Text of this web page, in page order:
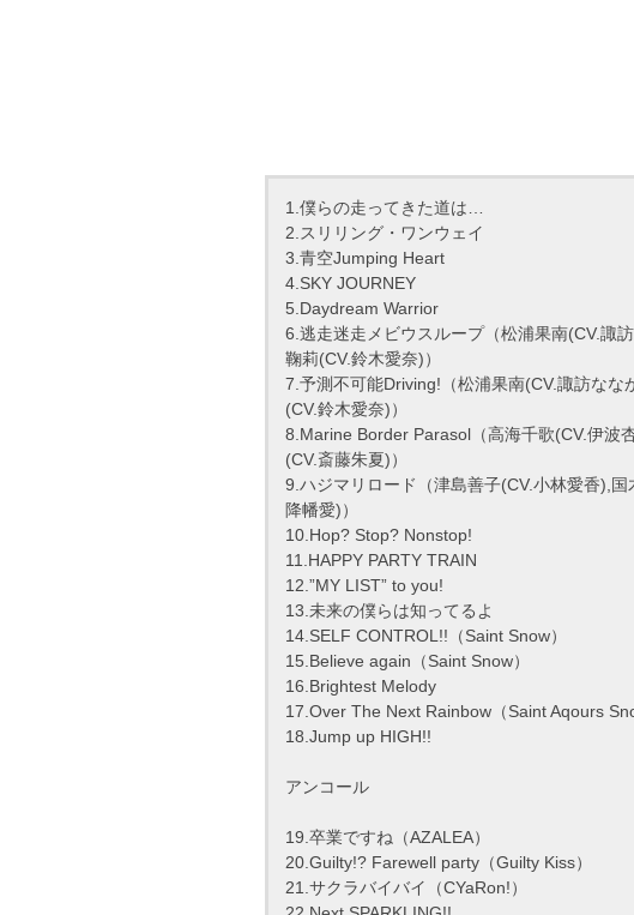
1.僕らの走ってきた道は…
2.スリリング・ワンウェイ
3.青空Jumping Heart
4.SKY JOURNEY
5.Daydream Warrior
6.逃走迷走メビウスループ（松浦果南(CV.諏
鞠莉(CV.鈴木愛奈)）
7.予測不可能Driving!（松浦果南(CV.諏訪なな
(CV.鈴木愛奈)）
8.Marine Border Parasol（高海千歌(CV.伊波
(CV.斎藤朱夏)）
9.ハジマリロード（津島善子(CV.小林愛香),
降幡愛)）
10.Hop? Stop? Nonstop!
11.HAPPY PARTY TRAIN
12.”MY LIST” to you!
13.未来の僕らは知ってるよ
14.SELF CONTROL!!（Saint Snow）
15.Believe again（Saint Snow）
16.Brightest Melody
17.Over The Next Rainbow（Saint Aqours
18.Jump up HIGH!!
アンコール
19.卒業ですね（AZALEA）
20.Guilty!? Farewell party（Guilty Kiss）
21.サクラバイバイ（CYaRon!）